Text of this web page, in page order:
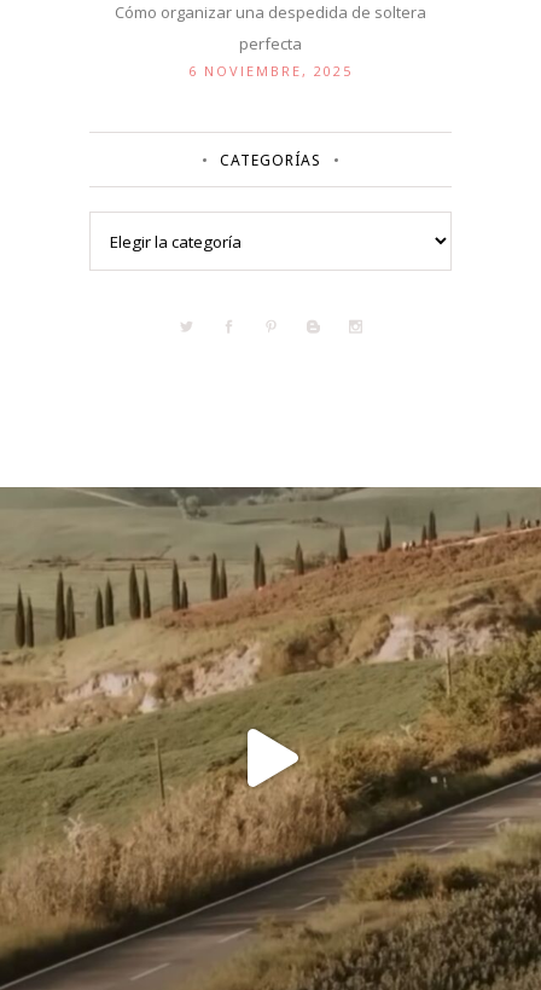
Cómo organizar una despedida de soltera
perfecta
6 NOVIEMBRE, 2025
CATEGORÍAS